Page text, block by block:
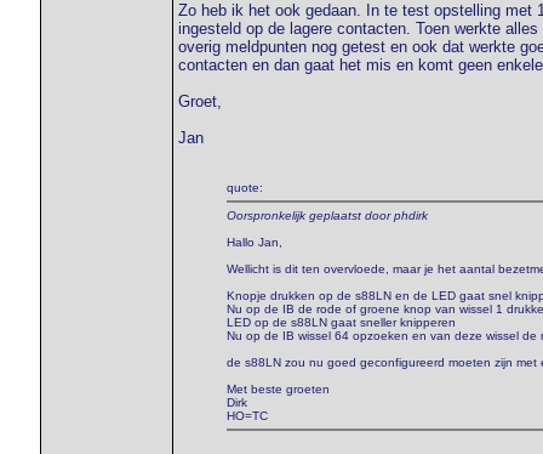
Zo heb ik het ook gedaan. In te test opstelling met
ingesteld op de lagere contacten. Toen werkte
overig meldpunten nog getest en ook dat werkte
contacten en dan gaat het mis en komt geen
Groet,
Jan
quote:
Oorspronkelijk geplaatst door phdirk
Hallo Jan,
Wellicht is dit ten overvloede, maar je het aantal
Knopje drukken op de s88LN en de LED gaat snel
Nu op de IB de rode of groene knop van wissel 1
LED op de s88LN gaat sneller knipperen
Nu op de IB wissel 64 opzoeken en van deze wissel
de s88LN zou nu goed geconfigureerd moeten zijn
Met beste groeten
Dirk
HO=TC